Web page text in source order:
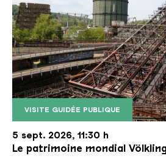
VISITE GUIDÉE PUBLIQUE
Le monte-charge incliné de
Copyright: Weltkulturerbe
5 sept. 2026, 11:30 h
Le patrimoine mondial